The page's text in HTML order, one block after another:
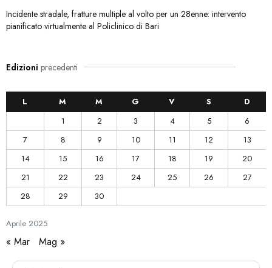
Incidente stradale, fratture multiple al volto per un 28enne: intervento
pianificato virtualmente al Policlinico di Bari
Edizioni precedenti
Aprile 2025
L M M G V S
D
1
2 3 4 5
6
7
8 9 10 11 12
13
14
15 16 17 18 19
20
21
22 23 24 25 26
27
28
29 30
« Mar Mag »